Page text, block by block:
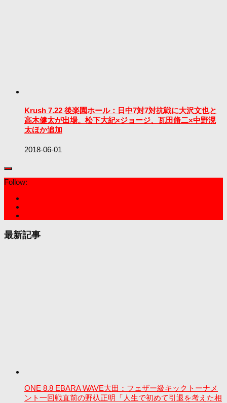
Krush 7.22 後楽園ホール：日中7対7対抗戦に大沢文也と
高木健太が出場。松下大紀×ジョージ、瓦田脩二×中野滉
太ほか追加
2018-06-01
Follow:
最新記事
ONE 8.8 EBARA WAVE大田：フェザー級キックトーナメ
ント一回戦直前の野杁正明「人生で初めて引退を考えた相